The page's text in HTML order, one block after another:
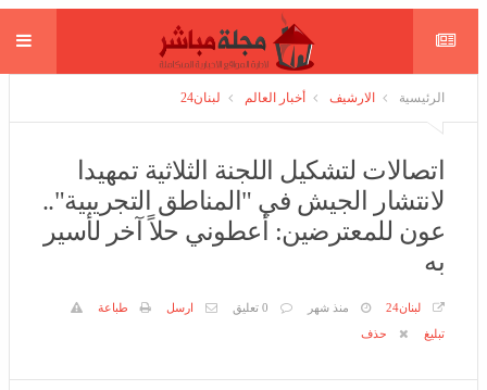
الرئيسية الارشيف أخبار العالم لبنان24
اتصالات لتشكيل اللجنة الثلاثية تمهيدا
لانتشار الجيش في "المناطق التجريبية"..
عون للمعترضين: أعطوني حلاً آخر لأسير